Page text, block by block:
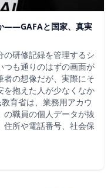
——GAFAと国家、真実
研修記録を管理するシ
つも通りのはずの画面が
の想像だが、実際にそ
を抱えた人が少なくなか
育省は、業務用アカウ
の職員の個人データが抜
住所や電話番号、社会保